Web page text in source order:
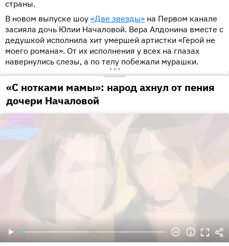
страны.
В новом выпуске шоу «Две звезды» на Первом канале
засияла дочь Юлии Началовой. Вера Алдонина вместе с
дедушкой исполнила хит умершей артистки «Герой не
моего романа». От их исполнения у всех на глазах
навернулись слезы, а по телу побежали мурашки.
•••
«С нотками мамы»: народ ахнул от пения
дочери Началовой